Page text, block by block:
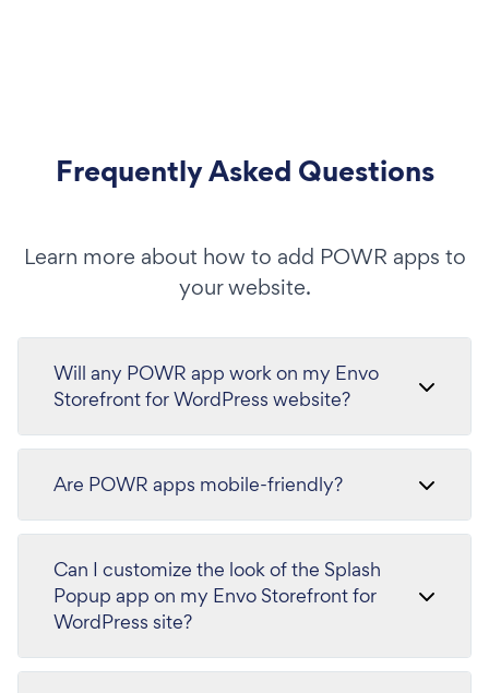
Frequently Asked Questions
Learn more about how to add POWR apps to
your website.
Will any POWR app work on my Envo
Storefront for WordPress website?
Are POWR apps mobile-friendly?
Can I customize the look of the Splash
Popup app on my Envo Storefront for
WordPress site?